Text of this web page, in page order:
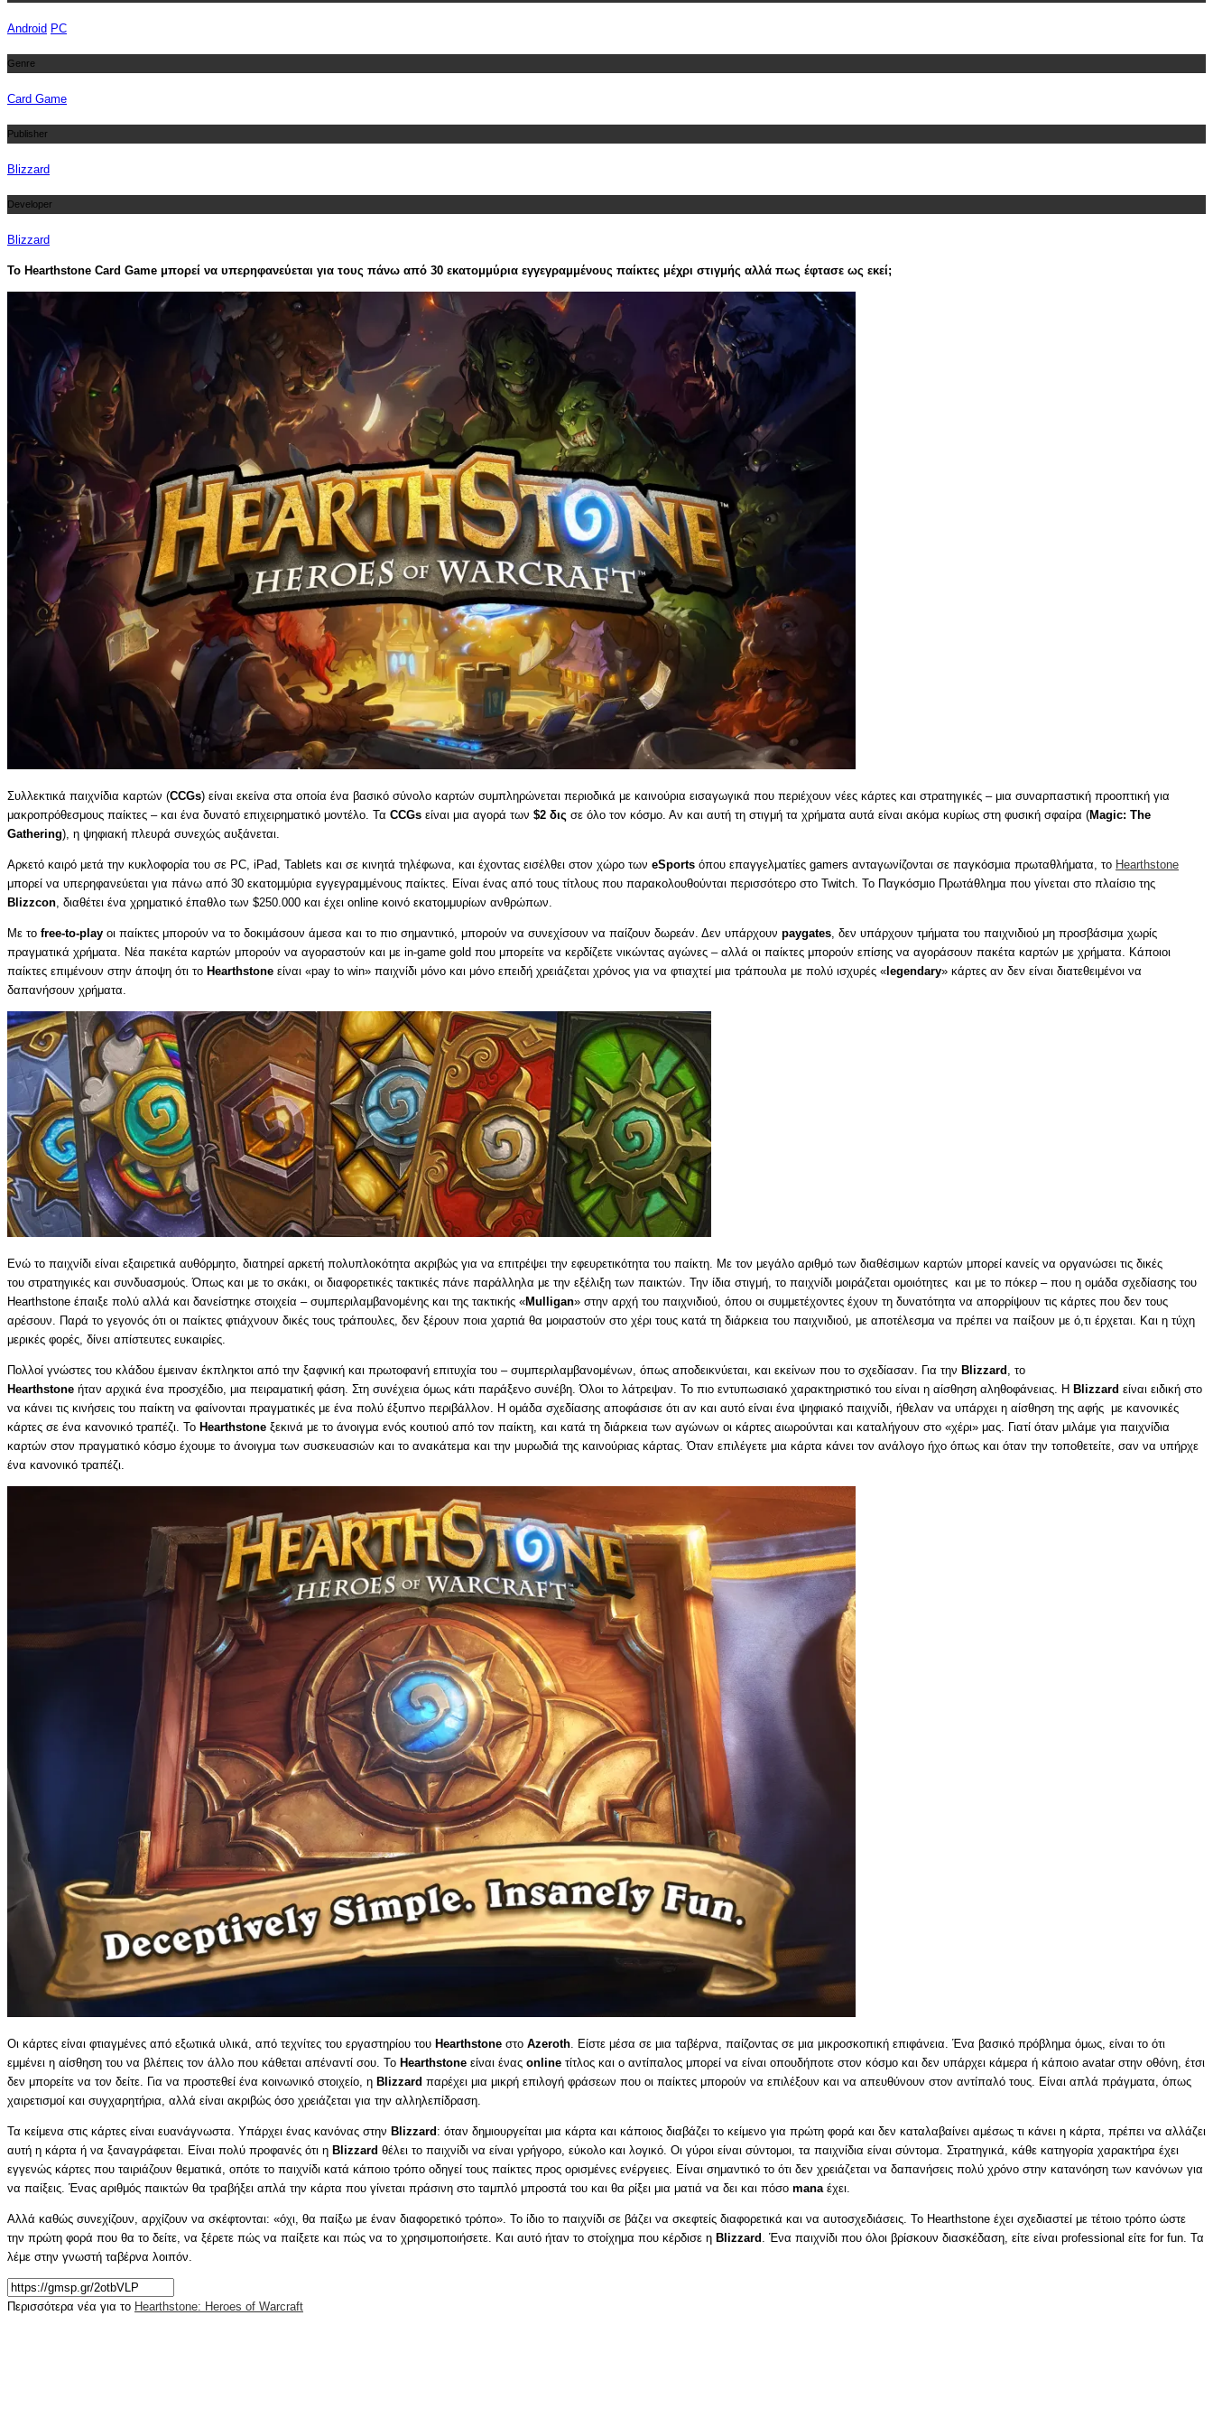
Android PC
Genre
Card Game
Publisher
Blizzard
Developer
Blizzard
Το Hearthstone Card Game μπορεί να υπερηφανεύεται για τους πάνω από 30 εκατομμύρια εγγεγραμμένους παίκτες μέχρι στιγμής αλλά πως έφτασε ως εκεί;
Συλλεκτικά παιχνίδια καρτών (CCGs) είναι εκείνα στα οποία ένα βασικό σύνολο καρτών συμπληρώνεται περιοδικά με καινούρια εισαγωγικά που περιέχουν νέες κάρτες και στρατηγικές – μια συναρπαστική προοπτική για
μακροπρόθεσμους παίκτες – και ένα δυνατό επιχειρηματικό μοντέλο. Τα CCGs είναι μια αγορά των $2 δις σε όλο τον κόσμο. Αν και αυτή τη στιγμή τα χρήματα αυτά είναι ακόμα κυρίως στη φυσική σφαίρα (Magic: The
Gathering), η ψηφιακή πλευρά συνεχώς αυξάνεται.
Αρκετό καιρό μετά την κυκλοφορία του σε PC, iPad, Tablets και σε κινητά τηλέφωνα, και έχοντας εισέλθει στον χώρο των eSports όπου επαγγελματίες gamers ανταγωνίζονται σε παγκόσμια πρωταθλήματα, το Hearthstone
μπορεί να υπερηφανεύεται για πάνω από 30 εκατομμύρια εγγεγραμμένους παίκτες. Είναι ένας από τους τίτλους που παρακολουθούνται περισσότερο στο Twitch. Το Παγκόσμιο Πρωτάθλημα που γίνεται στο πλαίσιο της
Blizzcon , διαθέτει ένα χρηματικό έπαθλο των $250.000 και έχει online κοινό εκατομμυρίων ανθρώπων.
Με το free-to-play οι παίκτες μπορούν να το δοκιμάσουν άμεσα και το πιο σημαντικό, μπορούν να συνεχίσουν να παίζουν δωρεάν. Δεν υπάρχουν paygates , δεν υπάρχουν τμήματα του παιχνιδιού μη προσβάσιμα χωρίς
πραγματικά χρήματα. Νέα πακέτα καρτών μπορούν να αγοραστούν και με in-game gold που μπορείτε να κερδίζετε νικώντας αγώνες – αλλά οι παίκτες μπορούν επίσης να αγοράσουν πακέτα καρτών με χρήματα. Κάποιοι
παίκτες επιμένουν στην άποψη ότι το Hearthstone είναι «pay to win» παιχνίδι μόνο και μόνο επειδή χρειάζεται χρόνος για να φτιαχτεί μια τράπουλα με πολύ ισχυρές « legendary» κάρτες αν δεν είναι διατεθειμένοι να
δαπανήσουν χρήματα.
Ενώ το παιχνίδι είναι εξαιρετικά αυθόρμητο, διατηρεί αρκετή πολυπλοκότητα ακριβώς για να επιτρέψει την εφευρετικότητα του παίκτη. Με τον μεγάλο αριθμό των διαθέσιμων καρτών μπορεί κανείς να οργανώσει τις δικές
του στρατηγικές και συνδυασμούς. Όπως και με το σκάκι, οι διαφορετικές τακτικές πάνε παράλληλα με την εξέλιξη των παικτών. Την ίδια στιγμή, το παιχνίδι μοιράζεται ομοιότητες και με το πόκερ – που η ομάδα σχεδίασης του
Hearthstone έπαιξε πολύ αλλά και δανείστηκε στοιχεία – συμπεριλαμβανομένης και της τακτικής «Mulligan» στην αρχή του παιχνιδιού, όπου οι συμμετέχοντες έχουν τη δυνατότητα να απορρίψουν τις κάρτες που δεν τους
αρέσουν. Παρά το γεγονός ότι οι παίκτες φτιάχνουν δικές τους τράπουλες, δεν ξέρουν ποια χαρτιά θα μοιραστούν στο χέρι τους κατά τη διάρκεια του παιχνιδιού, με αποτέλεσμα να πρέπει να παίξουν με ό,τι έρχεται. Και η τύχη
μερικές φορές, δίνει απίστευτες ευκαιρίες.
Πολλοί γνώστες του κλάδου έμειναν έκπληκτοι από την ξαφνική και πρωτοφανή επιτυχία του – συμπεριλαμβανομένων, όπως αποδεικνύεται, και εκείνων που το σχεδίασαν. Για την Blizzard
, το
Hearthstone ήταν αρχικά ένα προσχέδιο, μια πειραματική φάση. Στη συνέχεια όμως κάτι παράξενο συνέβη. Όλοι το λάτρεψαν. Το πιο εντυπωσιακό χαρακτηριστικό του είναι η αίσθηση αληθοφάνειας. Η Blizzard είναι ειδική στο
να κάνει τις κινήσεις του παίκτη να φαίνονται πραγματικές με ένα πολύ έξυπνο περιβάλλον. Η ομάδα σχεδίασης αποφάσισε ότι αν και αυτό είναι ένα ψηφιακό παιχνίδι, ήθελαν να υπάρχει η αίσθηση της αφής με κανονικές
κάρτες σε ένα κανονικό τραπέζι. Το Hearthstone ξεκινά με το άνοιγμα ενός κουτιού από τον παίκτη, και κατά τη διάρκεια των αγώνων οι κάρτες αιωρούνται και καταλήγουν στο «χέρι» μας. Γιατί όταν μιλάμε για παιχνίδια
καρτών στον πραγματικό κόσμο έχουμε το άνοιγμα των συσκευασιών και το ανακάτεμα και την μυρωδιά της καινούριας κάρτας. Όταν επιλέγετε μια κάρτα κάνει τον ανάλογο ήχο όπως και όταν την τοποθετείτε, σαν να υπήρχε
ένα κανονικό τραπέζι.
Οι κάρτες είναι φτιαγμένες από εξωτικά υλικά, από τεχνίτες του εργαστηρίου του Hearthstone στο Azeroth . Είστε μέσα σε μια ταβέρνα, παίζοντας σε μια μικροσκοπική επιφάνεια. Ένα βασικό πρόβλημα όμως, είναι το ότι
εμμένει η αίσθηση του να βλέπεις τον άλλο που κάθεται απέναντί σου. Το Hearthstone είναι ένας online τίτλος και ο αντίπαλος μπορεί να είναι οπουδήποτε στον κόσμο και δεν υπάρχει κάμερα ή κάποιο avatar στην οθόνη, έτσι
δεν μπορείτε να τoν δείτε. Για να προστεθεί ένα κοινωνικό στοιχείο, η Blizzard παρέχει μια μικρή επιλογή φράσεων που οι παίκτες μπορούν να επιλέξουν και να απευθύνουν στον αντίπαλό τους. Είναι απλά πράγματα, όπως
χαιρετισμοί και συγχαρητήρια, αλλά είναι ακριβώς όσο χρειάζεται για την αλληλεπίδραση.
Τα κείμενα στις κάρτες είναι ευανάγνωστα. Υπάρχει ένας κανόνας στην Blizzard : όταν δημιουργείται μια κάρτα και κάποιος διαβάζει το κείμενο για πρώτη φορά και δεν καταλαβαίνει αμέσως τι κάνει η κάρτα, πρέπει να αλλάζει
αυτή η κάρτα ή να ξαναγράφεται. Είναι πολύ προφανές ότι η Blizzard θέλει το παιχνίδι να είναι γρήγορο, εύκολο και λογικό. Οι γύροι είναι σύντομοι, τα παιχνίδια είναι σύντομα. Στρατηγικά, κάθε κατηγορία χαρακτήρα έχει
εγγενώς κάρτες που ταιριάζουν θεματικά, οπότε το παιχνίδι κατά κάποιο τρόπο οδηγεί τους παίκτες προς ορισμένες ενέργειες. Είναι σημαντικό το ότι δεν χρειάζεται να δαπανήσεις πολύ χρόνο στην κατανόηση των κανόνων για
να παίξεις. Ένας αριθμός παικτών θα τραβήξει απλά την κάρτα που γίνεται πράσινη στο ταμπλό μπροστά του και θα ρίξει μια ματιά να δει και πόσο mana έχει.
Αλλά καθώς συνεχίζουν, αρχίζουν να σκέφτονται: «όχι, θα παίξω με έναν διαφορετικό τρόπο». Το ίδιο το παιχνίδι σε βάζει να σκεφτείς διαφορετικά και να αυτοσχεδιάσεις. Το Hearthstone έχει σχεδιαστεί με τέτοιο τρόπο ώστε
την πρώτη φορά που θα το δείτε, να ξέρετε πώς να παίξετε και πώς να το χρησιμοποιήσετε. Και αυτό ήταν το στοίχημα που κέρδισε η Blizzard
. Ένα παιχνίδι που όλοι βρίσκουν διασκέδαση, είτε είναι professional είτε for fun. Τα
λέμε στην γνωστή ταβέρνα λοιπόν.
Περισσότερα νέα για το Hearthstone: Heroes of Warcraft